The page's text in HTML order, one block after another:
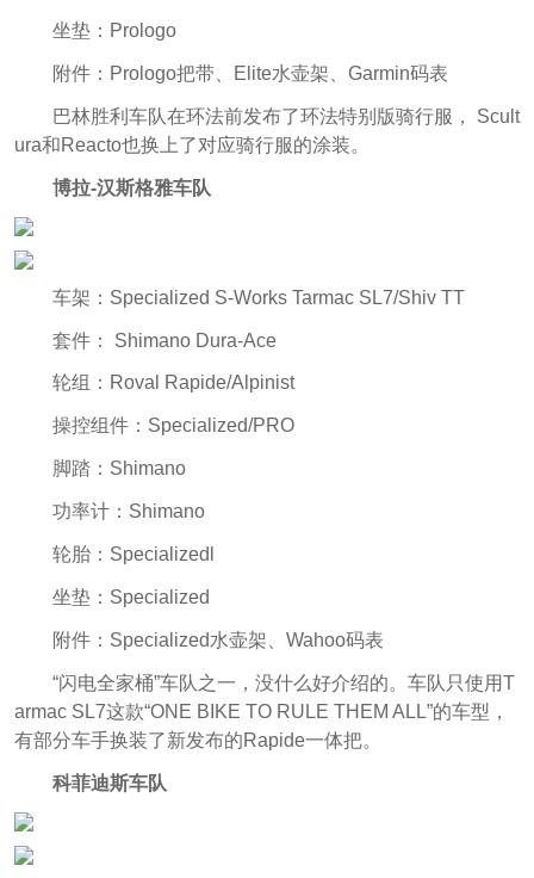
坐垫：Prologo
附件：Prologo把带、Elite水壶架、Garmin码表
巴林胜利车队在环法前发布了环法特别版骑行服， Scult
ura和Reacto也换上了对应骑行服的涂装。
博拉-汉斯格雅车队
车架：Specialized S-Works Tarmac SL7/Shiv TT
套件： Shimano Dura-Ace
轮组：Roval Rapide/Alpinist
操控组件：Specialized/PRO
脚踏：Shimano
功率计：Shimano
轮胎：Specializedl
坐垫：Specialized
附件：Specialized水壶架、Wahoo码表
“闪电全家桶”车队之一，没什么好介绍的。车队只使用T
armac SL7这款“ONE BIKE TO RULE THEM ALL”的车型，
有部分车手换装了新发布的Rapide一体把。
科菲迪斯车队